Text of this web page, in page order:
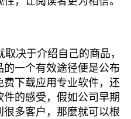
决于介绍自己的商品，
一个有效途径便是公布
下载应用专业软件，还
的感受，假如公司早期
多客户，那麼就可以根